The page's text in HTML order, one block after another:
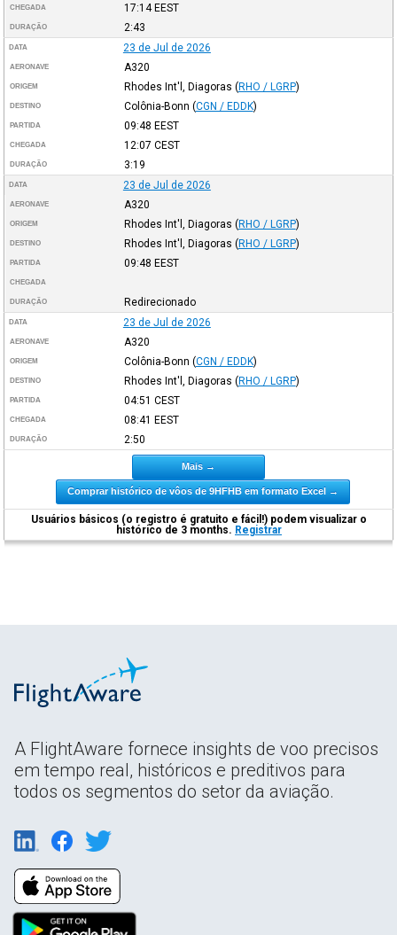
CHEGADA 17:14EEST
DURAÇÃO 2:43
DATA 23 de Jul de 2026
AERONAVE A320
ORIGEM Rhodes Int'l, Diagoras (RHO / LGRP)
DESTINO Colônia-Bonn (CGN / EDDK)
PARTIDA 09:48 EEST
CHEGADA 12:07 CEST
DURAÇÃO 3:19
DATA 23 de Jul de 2026
AERONAVE A320
ORIGEM Rhodes Int'l, Diagoras (RHO / LGRP)
DESTINO Rhodes Int'l, Diagoras (RHO / LGRP)
PARTIDA 09:48 EEST
CHEGADA
DURAÇÃO Redirecionado
DATA 23 de Jul de 2026
AERONAVE A320
ORIGEM Colônia-Bonn (CGN / EDDK)
DESTINO Rhodes Int'l, Diagoras (RHO / LGRP)
PARTIDA 04:51 CEST
CHEGADA 08:41 EEST
DURAÇÃO 2:50
Mais →
Comprar histórico de vôos de 9HFHB em formato Excel →
Usuários básicos (o registro é gratuito e fácil!) podem visualizar o
histórico de 3 months. Registrar
A FlightAware fornece insights de voo precisos
em tempo real, históricos e preditivos para
todos os segmentos do setor da aviação.